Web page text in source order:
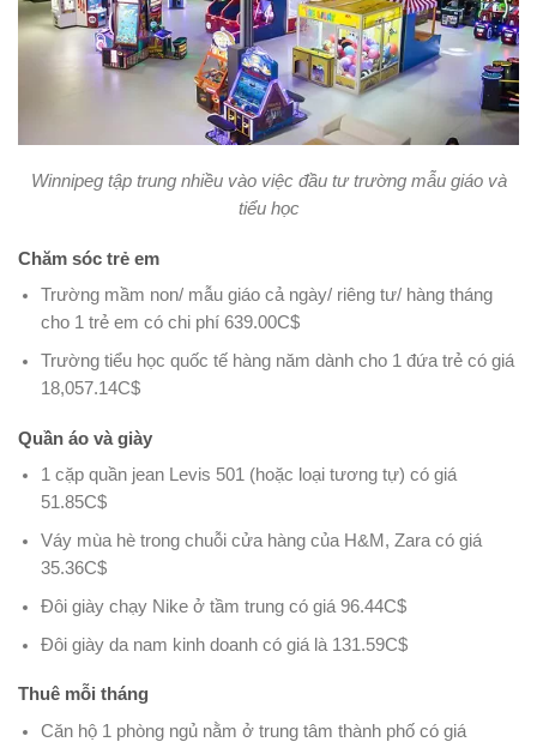
Winnipeg tập trung nhiều vào việc đầu tư trường mẫu giáo và
tiểu học
Chăm sóc trẻ em
Trường mầm non/ mẫu giáo cả ngày/ riêng tư/ hàng tháng
cho 1 trẻ em có chi phí 639.00C$
Trường tiểu học quốc tế hàng năm dành cho 1 đứa trẻ có giá
18,057.14C$
Quần áo và giày
1 cặp quần jean Levis 501 (hoặc loại tương tự) có giá
51.85C$
Váy mùa hè trong chuỗi cửa hàng của H&M, Zara có giá
35.36C$
Đôi giày chạy Nike ở tầm trung có giá 96.44C$
Đôi giày da nam kinh doanh có giá là 131.59C$
Thuê mỗi tháng
Căn hộ 1 phòng ngủ nằm ở trung tâm thành phố có giá